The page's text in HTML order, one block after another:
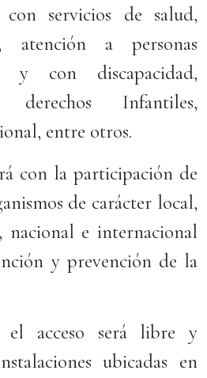
con servicios de salud,
atención a personas
y con discapacidad,
Infantiles,
entre otros.
con la participación de
de carácter local,
nacional e internacional
y prevención de la
el acceso será libre y
ubicadas en